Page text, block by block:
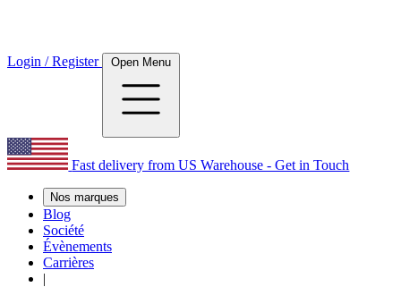
Login / Register Open Menu
Fast delivery from US Warehouse - Get in Touch
Nos marques
Blog
Société
Évènements
Carrières
|